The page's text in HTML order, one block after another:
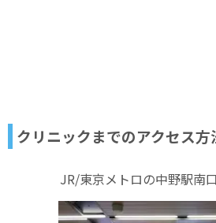
クリニックまでのアクセス方
JR/東京メトロの中野駅南